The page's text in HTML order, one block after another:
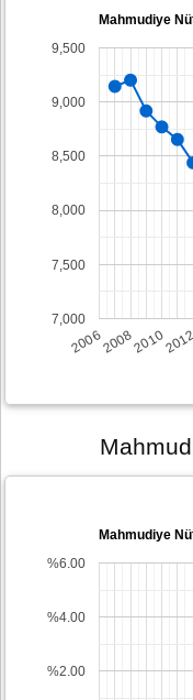
Mahmudiye
200620082010
7,000
7,500
8,000
8,500
9,000
9,500
Mahmudiye
%2.00
%4.00
%6.00